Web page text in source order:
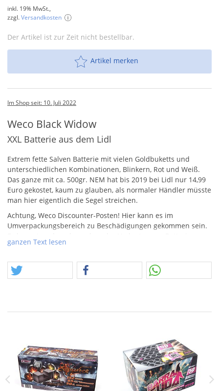
inkl. 19% MwSt.,
zzgl.Versandkosten
Der Artikel ist zur Zeit nicht bestellbar.
Artikel merken
Im Shop seit: 10. Juli 2022
Weco Black Widow
XXL Batterie aus dem Lidl
Extrem fette Salven Batterie mit vielen Goldbuketts und
unterschiedlichen Kombinationen, Blinkern, Rot und Weiß.
Das ganze mit ca. 500gr. NEM hat bis 2019 bei Lidl nur 14,99
Euro gekostet, kaum zu glauben, als normaler Händler müsste
man hier eigentlich die Segel streichen.
Achtung, Weco Discounter-Posten! Hier kann es im
Umverpackungsbereich zu Beschädigungen gekommen sein.
ganz fehlt.
ganzen Text lesen